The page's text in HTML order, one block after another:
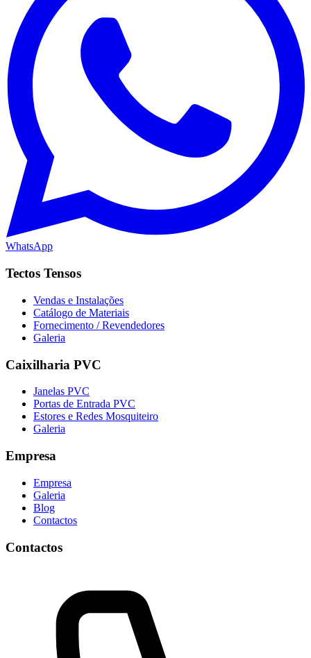
WhatsApp
Tectos Tensos
Vendas e Instalações
Catálogo de Materiais
Fornecimento / Revendedores
Galeria
Caixilharia PVC
Janelas PVC
Portas de Entrada PVC
Estores e Redes Mosquiteiro
Galeria
Empresa
Empresa
Galeria
Blog
Contactos
Contactos